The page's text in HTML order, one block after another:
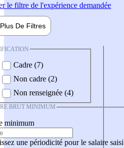
le filtre de l'expérience demandée
Plus De Filtres
Cadre (7)
Non cadre (2)
Non renseignée (4)
BRUT MINIMUM
minimum
une périodicité pour le salaire saisi